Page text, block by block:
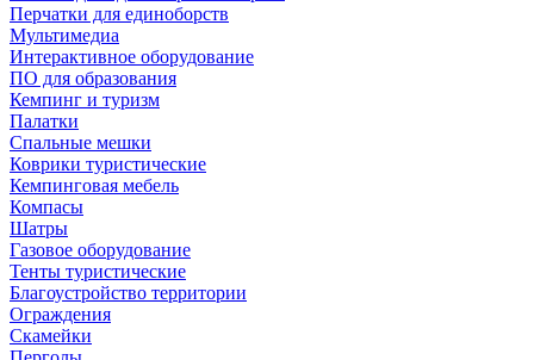
Перчатки для единоборств
Мультимедиа
Интерактивное оборудование
ПО для образования
Кемпинг и туризм
Палатки
Спальные мешки
Коврики туристические
Кемпинговая мебель
Компасы
Шатры
Газовое оборудование
Тенты туристические
Благоустройство территории
Ограждения
Скамейки